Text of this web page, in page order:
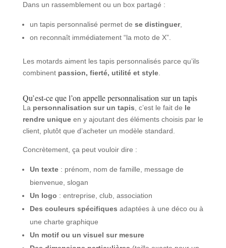
Dans un rassemblement ou un box partagé :
un tapis personnalisé permet de se distinguer,
on reconnaît immédiatement “la moto de X”.
Les motards aiment les tapis personnalisés parce qu’ils
combinent passion, fierté, utilité et style.
Qu’est-ce que l’on appelle personnalisation sur un tapis
La personnalisation sur un tapis , c’est le fait de le
rendre uniqueen y ajoutant des éléments choisis par le
client, plutôt que d’acheter un modèle standard.
Concrètement, ça peut vouloir dire :
Un texte: prénom, nom de famille, message de
bienvenue, slogan
Un logo : entreprise, club, association
Des couleurs spécifiques adaptées à une déco ou à
une charte graphique
Un motif ou un visuel sur mesure